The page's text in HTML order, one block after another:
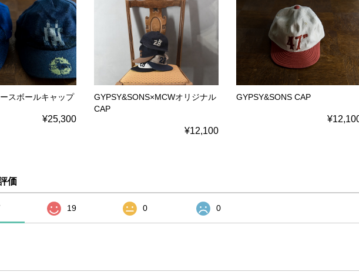
スボールキャップ
¥25,300
GYPSY&SONS×MCWオリジナル
CAP
¥12,100
GYPSY&SONS CAP
価
19 0 0